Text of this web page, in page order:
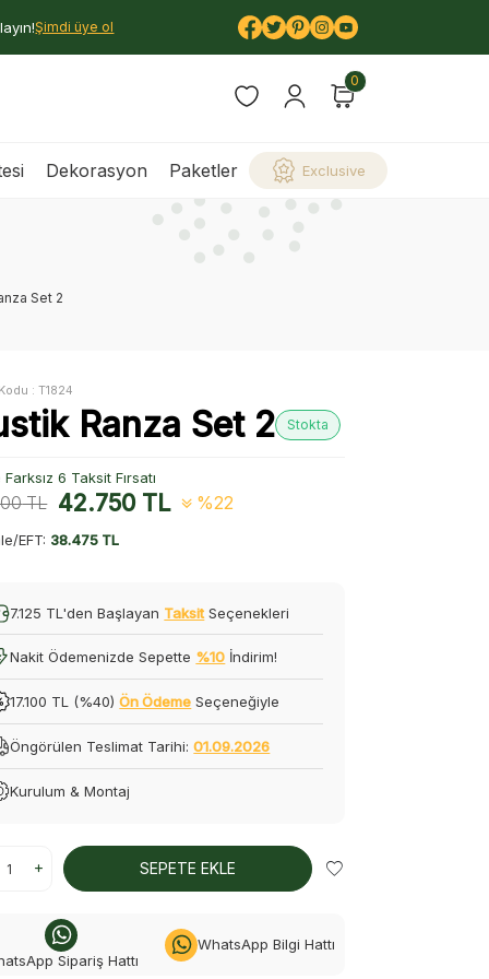
Şimdi üye ol
0
Dekorasyon Paketler Exclusive
Set 2
:T1824
Ranza Set 2 Stokta
6 Taksit Fırsatı
TL 42.750TL %22
EFT: 38.475 TL
7.125 TL'den Başlayan Taksit Seçenekleri
Nakit Ödemenizde Sepette %10 İndirim!
17.100 TL (%40)Ön Ödeme Seçeneğiyle
Öngörülen Teslimat Tarihi:01.09.2026
Kurulum & Montaj
SEPETE EKLE
Sipariş Hattı
WhatsApp Bilgi Hattı